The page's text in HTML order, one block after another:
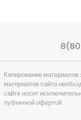
Копирование
материалов сайта
сайте носит
публичной офертой.